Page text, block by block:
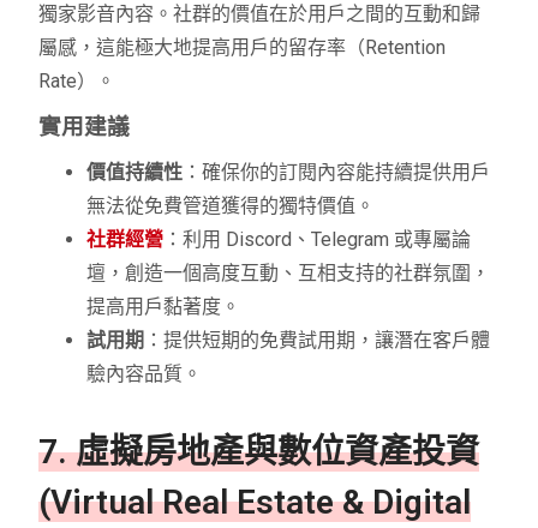
獨家影音內容。社群的價值在於用戶之間的互動和歸
屬感，這能極大地提高用戶的留存率（Retention
Rate）。
實用建議
價值持續性 ：確保你的訂閱內容能持續提供用戶
無法從免費管道獲得的獨特價值。
社群經營 ：利用 Discord、Telegram 或專屬論
壇，創造一個高度互動、互相支持的社群氛圍，
提高用戶黏著度。
試用期 ：提供短期的免費試用期，讓潛在客戶體
驗內容品質。
7. 虛擬房地產與數位資產投資
(Virtual Real Estate & Digital